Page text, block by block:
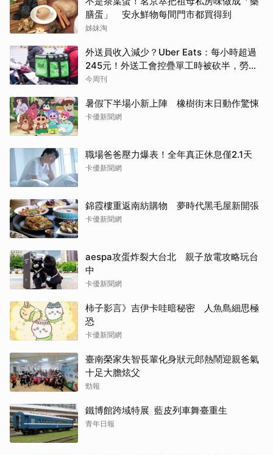
膳蛋」 安永鮮物每間門市都買得到
姊妹淘
外送員收入減少？Uber Eats：每小時超過
245元！外送工會控疊單工時被砍半，勞動
部認違法：按人處罰每案2萬
今周刊
暑假下半場小新上陣 橡樹街末日動作驚悚
卡優新聞網
職場爸爸壓力爆表！全年真正休息僅2.1天
卡優新聞網
錦霞樓重返南紡購物 夢時代黑毛屋新開張
卡優新聞網
aespa攻蛋炸裂大台北 親子放電攻略玩台
中
卡優新聞網
柿子影言》吉伊卡哇暗秘密 人魚島細思極
恐
卡優新聞網
臺南榮家失智長輩化身狀元郎熱鬧迎親爸氣
十足大膽炫父
勁報
鐵博館跨域特展 藍皮列車舞臺重生
青年日報